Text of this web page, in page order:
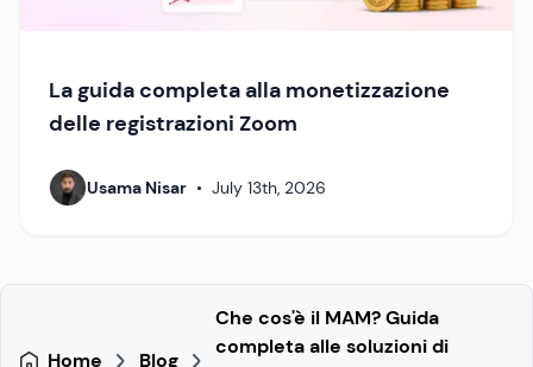
La guida completa alla monetizzazione
delle registrazioni Zoom
Usama Nisar • July 13th, 2026
Home Blog
Che cos'è il MAM? Guida
completa alle soluzioni di